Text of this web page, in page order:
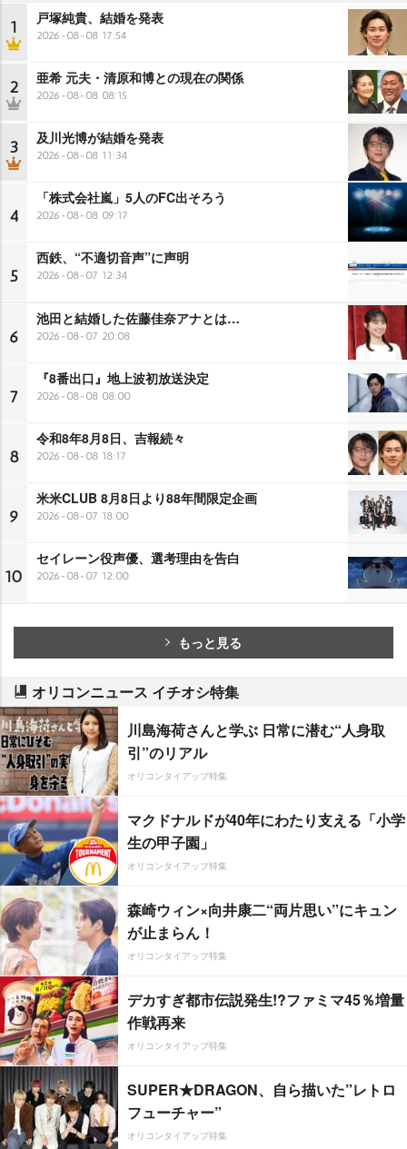
1 戸塚純貴、結婚を発表
2026-08-08 17:54
2 亜希 元夫・清原和博との現在の関係
2026-08-08 08:15
3 及川光博が結婚を発表
2026-08-08 11:34
4
「株式会社嵐」5人のFC出そろう
2026-08-08 09:17
5
西鉄、“不適切音声”に声明
2026-08-07 12:34
6
池田と結婚した佐藤佳奈アナとは…
2026-08-07 20:08
7
『8番出口』地上波初放送決定
2026-08-08 08:00
8
令和8年8月8日、吉報続々
2026-08-08 18:17
9
米米CLUB 8月8日より88年間限定企画
2026-08-07 18:00
10
セイレーン役声優、選考理由を告白
2026-08-07 12:00
もっと見る
オリコンニュース イチオシ特集
川島海荷さんと学ぶ 日常に潜む“人身取
引”のリアル
オリコンタイアップ特集
マクドナルドが40年にわたり支える「小学
生の甲子園」
オリコンタイアップ特集
森崎ウィン×向井康二“両片思い”にキュン
が止まらん！
オリコンタイアップ特集
デカすぎ都市伝説発生!?ファミマ45％増量
作戦再来
オリコンタイアップ特集
SUPER★DRAGON、自ら描いた”レトロ
フューチャー”
オリコンタイアップ特集